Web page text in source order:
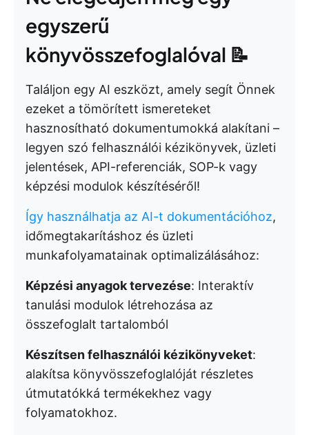
egyszerű
könyvösszefoglalóval 📝
Találjon egy AI eszközt, amely segít Önnek
ezeket a tömörített ismereteket
hasznosítható dokumentumokká alakítani –
legyen szó felhasználói kézikönyvek, üzleti
jelentések, API-referenciák, SOP-k vagy
képzési modulok készítéséről!
Így használhatja az AI-t dokumentációhoz,
időmegtakarításhoz és üzleti
munkafolyamatainak optimalizálásához:
Képzési anyagok tervezése: Interaktív
tanulási modulok létrehozása az
összefoglalt tartalomból
Készítsen felhasználói kézikönyveket:
alakítsa könyvösszefoglalóját részletes
útmutatókká termékekhez vagy
folyamatokhoz.